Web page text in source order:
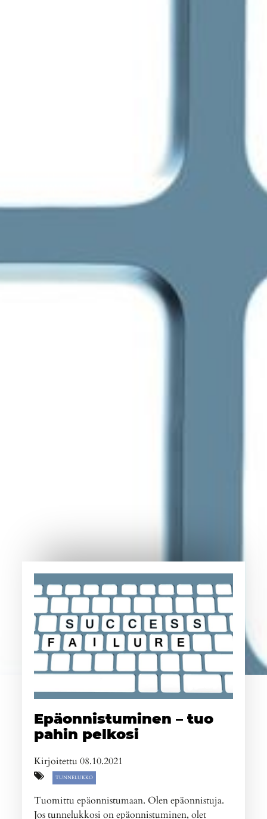
Epäonnistuminen – tuo
pahin pelkosi
Kirjoitettu 08.10.2021
TUNNELUKKO
Tuomittu epäonnistumaan. Olen epäonnistuja.
Jos tunnelukkosi on epäonnistuminen, olet